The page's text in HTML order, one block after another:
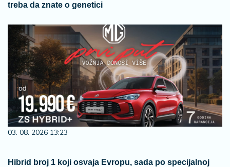
treba da znate o genetici
03. 08. 2026 13:23
Hibrid broj 1 koji osvaja Evropu, sada po specijalnoj